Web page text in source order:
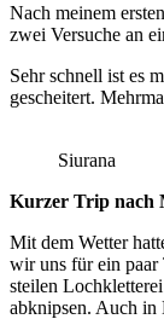
Nach meinem
zwei Versuche an
Sehr schnell ist es
gescheitert.
Siurana
Kurzer Trip nach
Mit dem Wetter
wir uns für ein paar
steilen
abknipsen. Auch in